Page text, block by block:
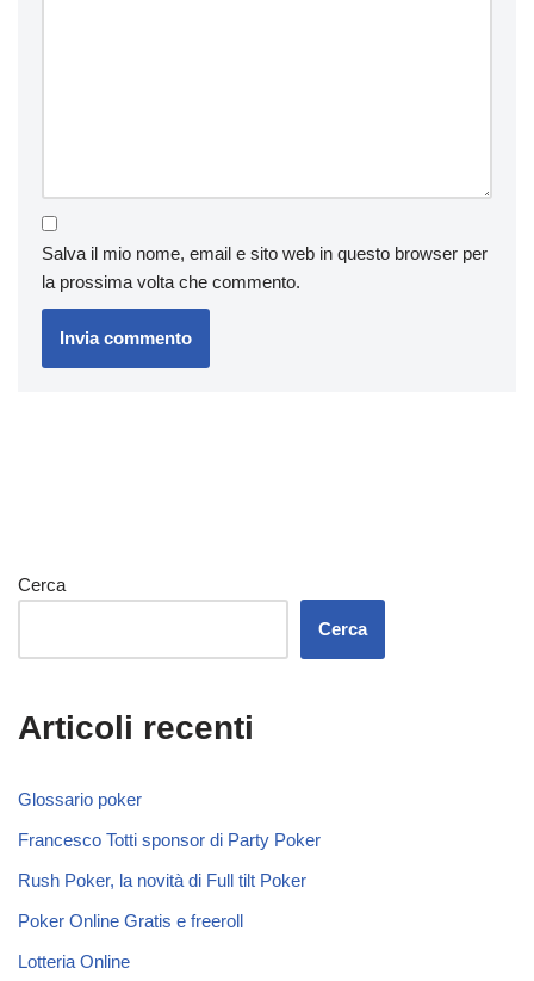
Salva il mio nome, email e sito web in questo browser per
la prossima volta che commento.
Cerca
Cerca
Articoli recenti
Glossario poker
Francesco Totti sponsor di Party Poker
Rush Poker, la novità di Full tilt Poker
Poker Online Gratis e freeroll
Lotteria Online